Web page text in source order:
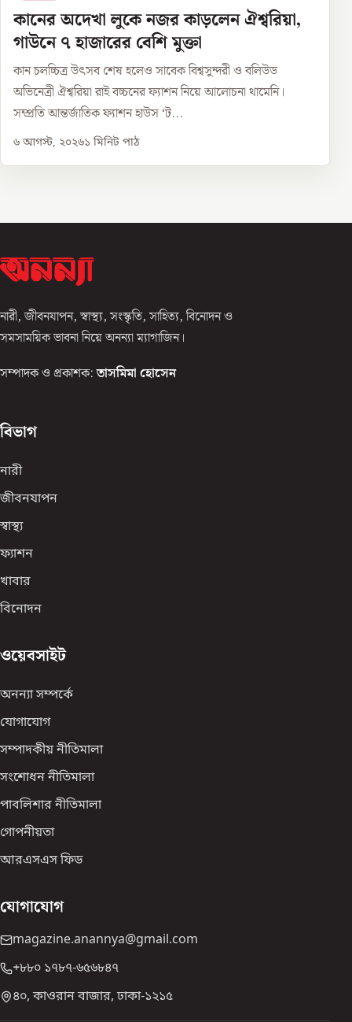
কানের অদেখা লুকে নজর কাড়লেন ঐশ্বরিয়া,
গাউনে ৭ হাজারের বেশি মুক্তা
কান চলচ্চিত্র উৎসব শেষ হলেও সাবেক বিশ্বসুন্দরী ও বলিউড
অভিনেত্রী ঐশ্বরিয়া রাই বচ্চনের ফ্যাশন নিয়ে আলোচনা থামেনি।
সম্প্রতি আন্তর্জাতিক ফ্যাশন হাউস ‘ট...
৬ আগস্ট, ২০২৬১ মিনিট পাঠ
নারী, জীবনযাপন, স্বাস্থ্য, সংস্কৃতি, সাহিত্য, বিনোদন ও
সমসাময়িক ভাবনা নিয়ে অনন্যা ম্যাগাজিন।
সম্পাদক ও প্রকাশক: তাসমিমা হোসেন
বিভাগ
নারী
জীবনযাপন
স্বাস্থ্য
ফ্যাশন
খাবার
বিনোদন
ওয়েবসাইট
অনন্যা সম্পর্কে
যোগাযোগ
সম্পাদকীয় নীতিমালা
সংশোধন নীতিমালা
পাবলিশার নীতিমালা
গোপনীয়তা
আরএসএস ফিড
যোগাযোগ
magazine.anannya@gmail.com
+৮৮০ ১৭৮৭-৬৫৬৮৪৭
৪০, কাওরান বাজার, ঢাকা-১২১৫